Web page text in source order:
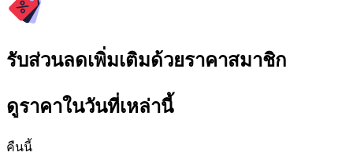
รับส่วนลดเพิ่มเติมด้วยราคาสมาชิก
ดูราคาในวันที่เหล่านี้
คืนนี้